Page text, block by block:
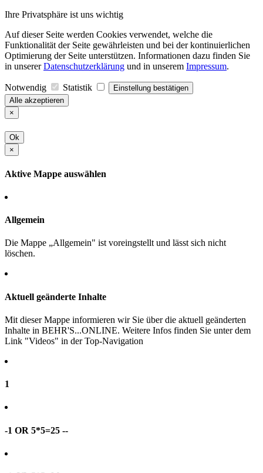
Ihre Privatsphäre ist uns wichtig
Auf dieser Seite werden Cookies verwendet, welche die
Funktionalität der Seite gewährleisten und bei der kontinuierlichen
Optimierung der Seite unterstützen. Informationen dazu finden Sie
in unsererDatenschutzerklärung und in unserem Impressum.
Notwendig Statistik
Einstellung bestätigen
Alle akzeptieren
×
Ok
×
Aktive Mappe auswählen
Allgemein
Die Mappe „Allgemein" ist voreingstellt und lässt sich nicht
löschen.
Aktuell geänderte Inhalte
Mit dieser Mappe informieren wir Sie über die aktuell geänderten
Inhalte in BEHR'S...ONLINE. Weitere Infos finden Sie unter dem
Link "Videos" in der Top-Navigation
1
-1 OR 5*5=25 --